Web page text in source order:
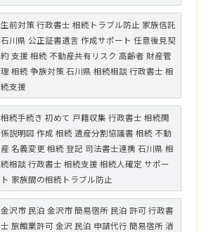
生前対策 行政書士 相続トラブル防止 家族信託
石川県 公正証書遺言 作成サポート 任意後見契
約 支援 相続 不動産共有リスク 高齢者 財産管
理 相続 争族対策 石川県 相続相談 行政書士 相
続支援
相続手続き 初めて 戸籍収集 行政書士 相続関
係説明図 作成 相続 遺産分割協議書 相続 不動
産 名義変更 相続 登記 司法書士連携 石川県 相
続相談 行政書士 相続支援 相続人確定 サポー
ト 家族間の相続トラブル防止
金沢市 民泊 金沢市 簡易宿所 民泊 許可 行政書
士 旅館業許可 金沢 民泊 申請代行 簡易宿所 消